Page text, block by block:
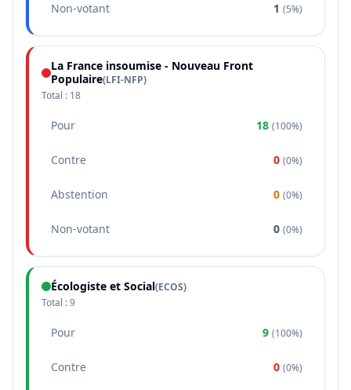
Non-votant 1 (5%)
La France insoumise - Nouveau Front
Populaire(LFI-NFP)
Total : 18
Pour 18 (100%)
Contre 0 (0%)
Abstention 0 (0%)
Non-votant 0 (0%)
Écologiste et Social(ECOS)
Total :9
Pour 9 (100%)
Contre 0 (0%)